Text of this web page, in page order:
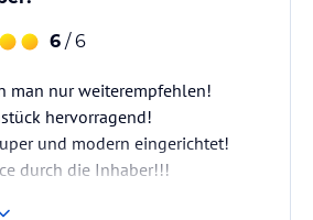
6 / 6
man nur weiterempfehlen!
hervorragend!
und modern eingerichtet!
durch die Inhaber!!!